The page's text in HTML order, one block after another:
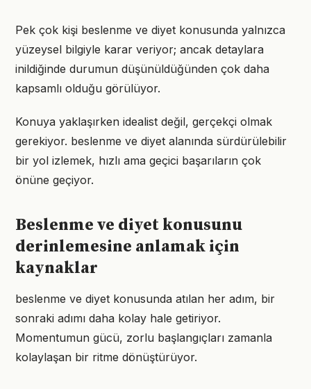
Pek çok kişi beslenme ve diyet konusunda yalnızca
yüzeysel bilgiyle karar veriyor; ancak detaylara
inildiğinde durumun düşünüldüğünden çok daha
kapsamlı olduğu görülüyor.
Konuya yaklaşırken idealist değil, gerçekçi olmak
gerekiyor. beslenme ve diyet alanında sürdürülebilir
bir yol izlemek, hızlı ama geçici başarıların çok
önüne geçiyor.
Beslenme ve diyet konusunu
derinlemesine anlamak için
kaynaklar
beslenme ve diyet konusunda atılan her adım, bir
sonraki adımı daha kolay hale getiriyor.
Momentumun gücü, zorlu başlangıçları zamanla
kolaylaşan bir ritme dönüştürüyor.